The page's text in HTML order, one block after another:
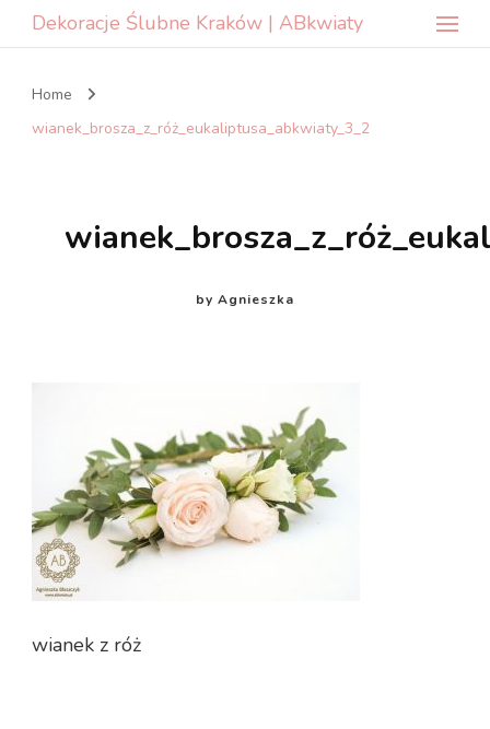
Dekoracje Ślubne Kraków | ABkwiaty
Home
wianek_brosza_z_róż_eukaliptusa_abkwiaty_3_2
by Agnieszka
wianek z róż